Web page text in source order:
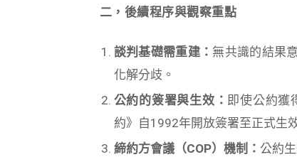
二，後續程序與觀察重點
談判基礎需重建： 無共識的結果
化解分歧。
公約的簽署與生效： 即使公約獲
約》自1992年開放簽署至正式生
締約方會議（COP）機制： 公約